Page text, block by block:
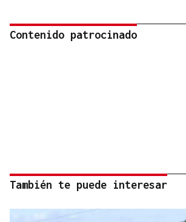
Contenido patrocinado
También te puede interesar